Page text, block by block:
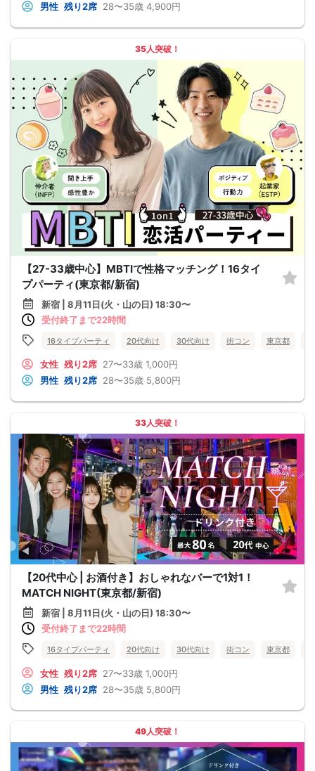
男性 残り2席 28〜35歳 4,900円
35人突破！
【27-33歳中心】MBTIで性格マッチング！16タイ
プパーティ(東京都/新宿)
新宿 | 8月11日(火・山の日) 18:30〜
受付終了まで22時間
16タイプパーティ 20代向け 30代向け 街コン 東京都
女性 残り2席 27〜33歳 1,000円
男性 残り2席 28〜35歳 5,800円
33人突破！
【20代中心 | お酒付き】おしゃれなバーで1対1！
MATCH NIGHT(東京都/新宿)
新宿 | 8月11日(火・山の日) 18:30〜
受付終了まで22時間
16タイプパーティ 20代向け 30代向け 街コン 東京都
女性 残り2席 27〜33歳 1,000円
男性 残り2席 28〜35歳 5,800円
49人突破！